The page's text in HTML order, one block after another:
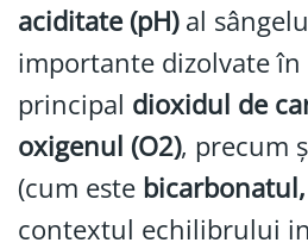
aciditate (pH)al
importante dizolvate în
principal dioxidul de
oxigenul (O2), precum
(cum este
contextul echilibrului